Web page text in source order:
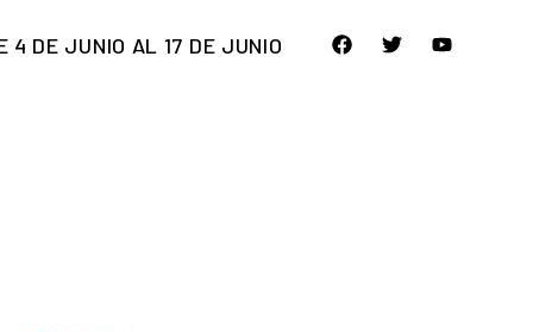
4 DE JUNIO AL 17 DE JUNIO